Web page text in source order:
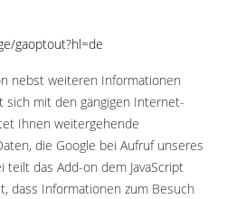
gaoptout?hl=de
nebst weiteren Informationen
sich mit den gängigen Internet-
Ihnen weitergehende
die Google bei Aufruf unseres
das Add-on dem JavaScript
dass Informationen zum Besuch